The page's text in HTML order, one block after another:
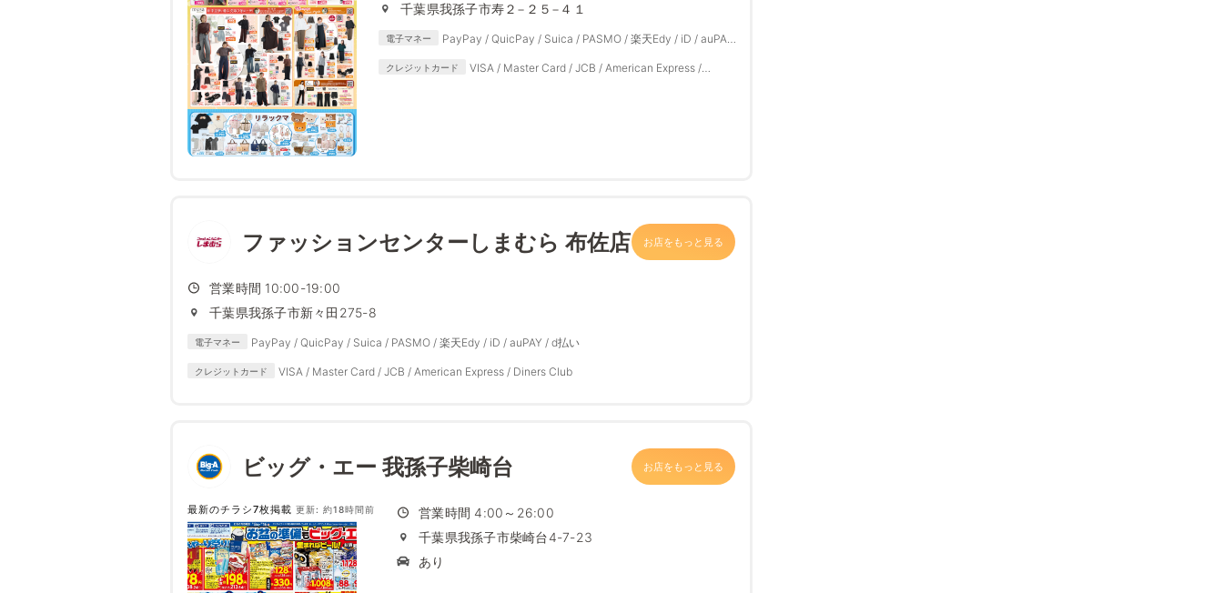
千葉県我孫子市寿２−２５−４１
電子マネー
PayPay / QuicPay / Suica / PASMO / 楽天Edy / iD / auPAY
クレジットカード
VISA / Master Card / JCB / American Express /
ファッションセンターしまむら 布佐店 お店をもっと見る
営業時間 10:00-19:00
千葉県我孫子市新々田275-8
電子マネー PayPay / QuicPay / Suica / PASMO / 楽天Edy / iD / auPAY / d払い
クレジットカード VISA / Master Card / JCB / American Express / Diners Club
ビッグ・エー 我孫子柴崎台 お店をもっと見る
最新のチラシ7枚掲載 更新: 約18時間前
営業時間 4:00～26:00
千葉県我孫子市柴崎台4-7-23
あり